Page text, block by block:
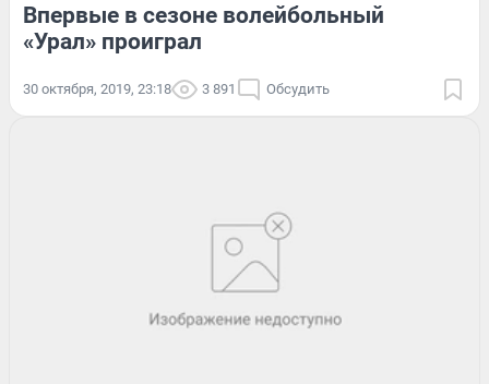
Впервые в сезоне волейбольный
«Урал» проиграл
30 октября, 2019, 23:18 3 891 Обсудить